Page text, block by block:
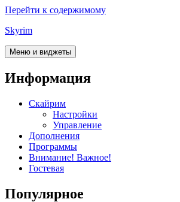
Перейти к содержимому
Skyrim
Меню и виджеты
Информация
Скайрим
Настройки
Управление
Дополнения
Программы
Внимание! Важное!
Гостевая
Популярное